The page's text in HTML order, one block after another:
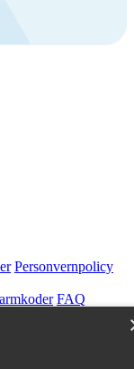
Personvernpolicy
FAQ